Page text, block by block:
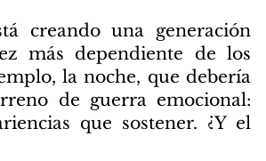
creando una generación
más dependiente de los
la noche, que debería
de guerra emocional:
que sostener. ¿Y el